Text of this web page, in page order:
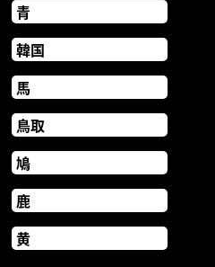
青
韓国
馬
鳥取
鳩
鹿
黄